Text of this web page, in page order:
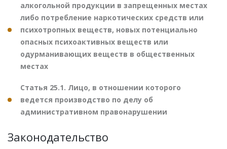
алкогольной продукции в запрещенных местах
либо потребление наркотических средств или
психотропных веществ, новых потенциально
опасных психоактивных веществ или
одурманивающих веществ в общественных
местах
Статья 25.1. Лицо, в отношении которого
ведется производство по делу об
административном правонарушении
Законодательство